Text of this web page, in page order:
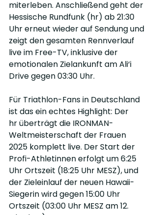
miterleben. Anschließend geht der
Hessische Rundfunk (hr) ab 21:30
Uhr erneut wieder auf Sendung und
zeigt den gesamten Rennverlauf
live im Free-TV, inklusive der
emotionalen Zielankunft am Ali‘i
Drive gegen 03:30 Uhr.
Für Triathlon-Fans in Deutschland
ist das ein echtes Highlight: Der
hr überträgt die IRONMAN-
Weltmeisterschaft der Frauen
2025 komplett live. Der Start der
Profi-Athletinnen erfolgt um 6:25
Uhr Ortszeit (18:25 Uhr MESZ), und
der Zieleinlauf der neuen Hawaii-
Siegerin wird gegen 15:00 Uhr
Ortszeit (03:00 Uhr MESZ am 12.